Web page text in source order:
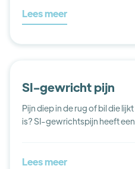
Lees meer
SI-gewricht pijn
Pijn diep in de rug of bil die
is? SI-gewrichtspijn heeft een
Lees meer